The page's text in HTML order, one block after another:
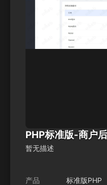
PHP标准版-商户
暂无描述
产品 标准版PHP